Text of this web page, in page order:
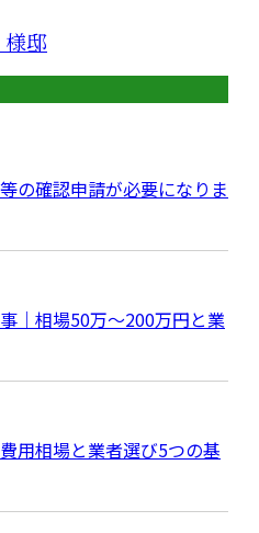
邸
の確認申請が必要になりま
｜相場50万〜200万円と業
用相場と業者選び5つの基